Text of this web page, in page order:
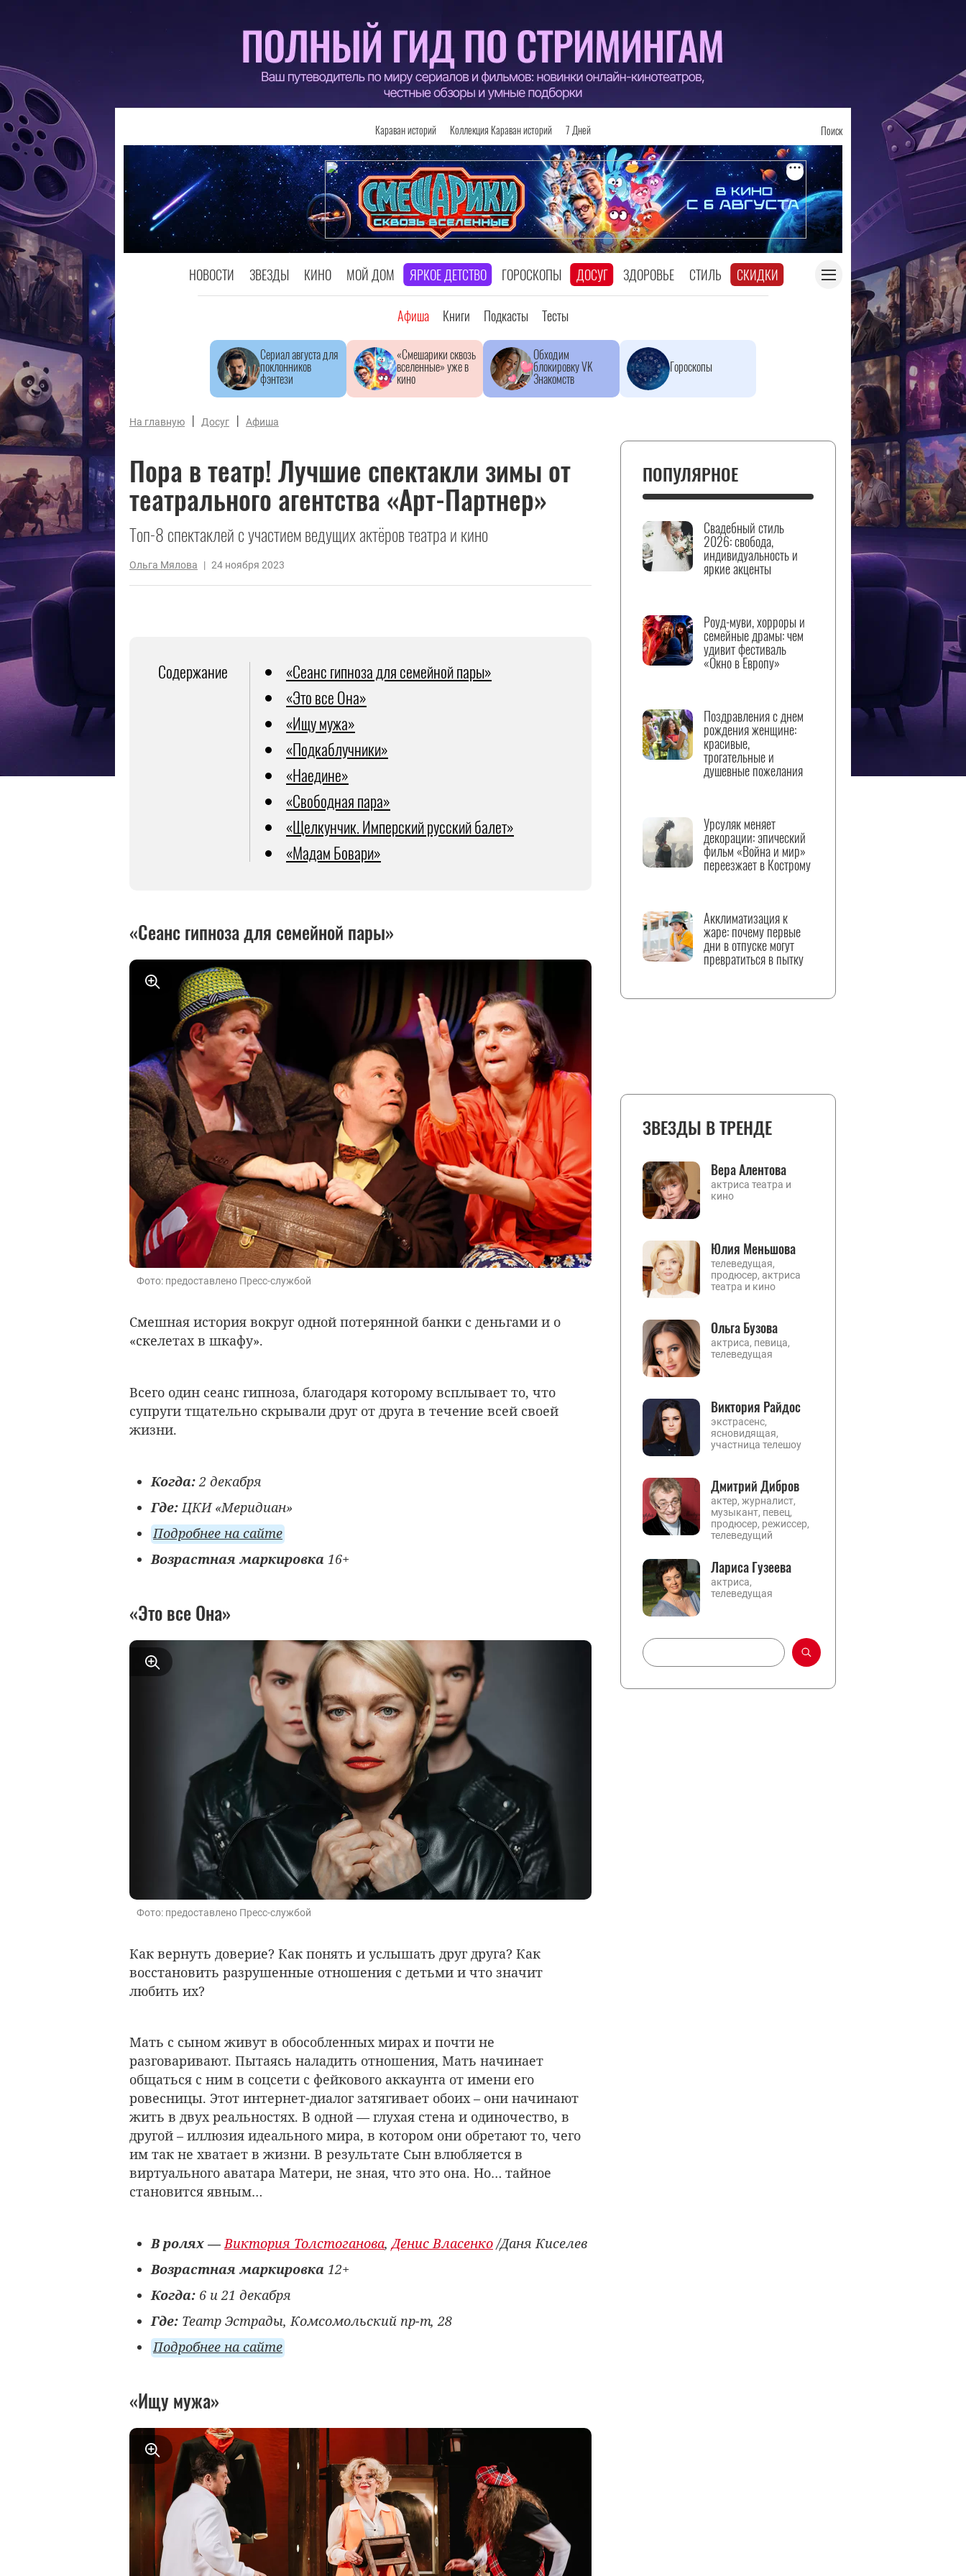
Караван историй Коллекция Караван историй 7 Дней Поиск
НОВОСТИ ЗВЕЗДЫ КИНО МОЙ ДОМ ЯРКОЕ ДЕТСТВО ГОРОСКОПЫ ДОСУГ ЗДОРОВЬЕ СТИЛЬ СКИДКИ
Афиша Книги Подкасты Тесты
Сериал августа для
поклонников
фэнтези
«Смешарики сквозь
вселенные» уже в
кино
Обходим
блокировку VK
Знакомств
Гороскопы
На главную | Досуг | Афиша
Пора в театр! Лучшие спектакли зимы от
театрального агентства «Арт-Партнер»
Топ-8 спектаклей с участием ведущих актёров театра и кино
Ольга Мялова | 24 ноября 2023
Содержание
«Сеанс гипноза для семейной пары»
«Это все Она»
«Ищу мужа»
«Подкаблучники»
«Наедине»
«Свободная пара»
«Щелкунчик. Имперский русский балет»
«Мадам Бовари»
«Сеанс гипноза для семейной пары»
Фото: предоставлено Пресс-службой
Смешная история вокруг одной потерянной банки с деньгами и о
«скелетах в шкафу».
Всего один сеанс гипноза, благодаря которому всплывает то, что
супруги тщательно скрывали друг от друга в течение всей своей
жизни.
Когда:2 декабря
Где:ЦКИ «Меридиан»
Подробнее на сайте
Возрастная маркировка 16+
«Это все Она»
Фото: предоставлено Пресс-службой
Как вернуть доверие? Как понять и услышать друг друга? Как
восстановить разрушенные отношения с детьми и что значит
любить их?
Мать с сыном живут в обособленных мирах и почти не
разговаривают. Пытаясь наладить отношения, Мать начинает
общаться с ним в соцсети с фейкового аккаунта от имени его
ровесницы. Этот интернет-диалог затягивает обоих – они начинают
жить в двух реальностях. В одной — глухая стена и одиночество, в
другой – иллюзия идеального мира, в котором они обретают то, чего
им так не хватает в жизни. В результате Сын влюбляется в
виртуального аватара Матери, не зная, что это она. Но… тайное
становится явным…
В ролях —Виктория Толстоганова,Денис Власенко/Даня Киселев
Возрастная маркировка 12+
Когда: 6 и 21 декабря
Где: Театр Эстрады, Комсомольский пр-т, 28
Подробнее на сайте
«Ищу мужа»
ПОПУЛЯРНОЕ
Свадебный стиль
2026: свобода,
индивидуальность и
яркие акценты
Роуд-муви, хорроры и
семейные драмы: чем
удивит фестиваль
«Окно в Европу»
Поздравления с днем
рождения женщине:
красивые,
трогательные и
душевные пожелания
Урсуляк меняет
декорации: эпический
фильм «Война и мир»
переезжает в Кострому
Акклиматизация к
жаре: почему первые
дни в отпуске могут
превратиться в пытку
ЗВЕЗДЫ В ТРЕНДЕ
Вера Алентова
актриса театра и
кино
Юлия Меньшова
телеведущая,
продюсер, актриса
театра и кино
Ольга Бузова
актриса, певица,
телеведущая
Виктория Райдос
экстрасенс,
ясновидящая,
участница телешоу
Дмитрий Дибров
актер, журналист,
музыкант, певец,
продюсер, режиссер,
телеведущий
Лариса Гузеева
актриса,
телеведущая